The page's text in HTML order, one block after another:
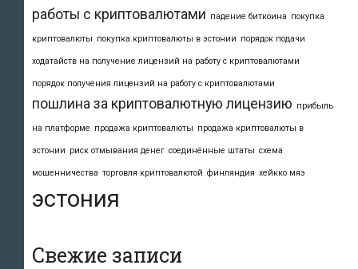
работы с криптовалютами падение биткоина покупка
криптовалюты покупка криптовалюты в эстонии порядок подачи
ходатайств на получение лицензий на работу с криптовалютами
порядок получения лицензий на работу с криптовалютами
пошлина за криптовалютную лицензию прибыль
на платформе продажа криптовалюты продажа криптовалюты в
эстонии риск отмывания денег соединённые штаты схема
мошенничества торговля криптовалютой финляндия хейкко мяэ
эстония
Свежие записи